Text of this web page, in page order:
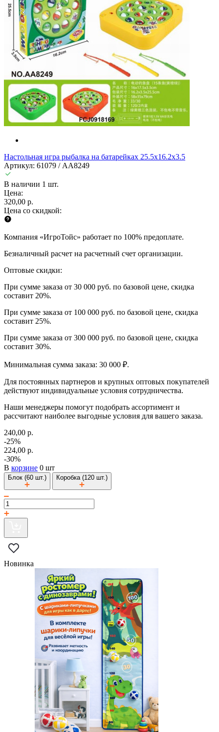
Настольная игра рыбалка на батарейках 25.5х16.2х3.5
Артикул: 61079 / AA8249
В наличии 1 шт.
Цена:
320,00 р.
Цена со скидкой:
Компания «ИгроТойс» работает по 100% предоплате.
Безналичный расчет на расчетный счет организации.
Оптовые скидки:
При сумме заказа от 30 000 руб. по базовой цене, скидка
составит 20%.
При сумме заказа от 100 000 руб. по базовой цене, скидка
составит 25%.
При сумме заказа от 300 000 руб. по базовой цене, скидка
составит 30%.
Минимальная сумма заказа: 30 000 ₽.
Для постоянных партнеров и крупных оптовых покупателей
действуют индивидуальные условия сотрудничества.
Наши менеджеры помогут подобрать ассортимент и
рассчитают наиболее выгодные условия для вашего заказа.
240,00 р.
-25%
224,00 р.
-30%
В корзине 0 шт
Блок (60 шт.) Коробка (120 шт.)
Новинка